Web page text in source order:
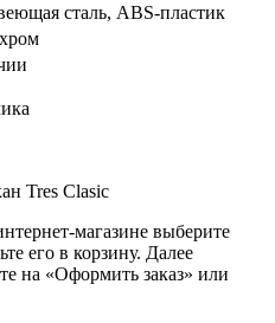
сталь, ABS-пластик
Tres Сlasic
магазине выберите
его в корзину. Далее
на «Оформить заказ» или